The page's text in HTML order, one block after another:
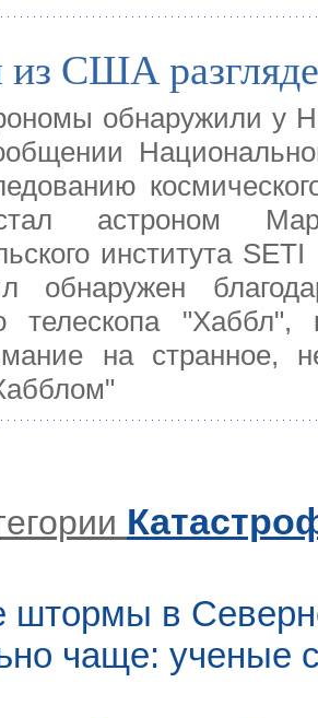
США
обнаружили у
астроном
института
обнаружен
телескопа
на странное,
штормы в
чаще: ученые